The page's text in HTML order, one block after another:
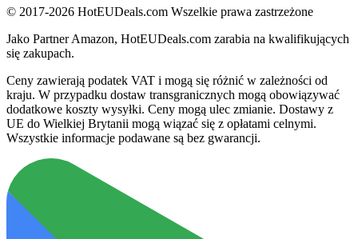
© 2017-2026 HotEUDeals.com Wszelkie prawa zastrzeżone
Jako Partner Amazon, HotEUDeals.com zarabia na kwalifikujących
się zakupach.
Ceny zawierają podatek VAT i mogą się różnić w zależności od
kraju. W przypadku dostaw transgranicznych mogą obowiązywać
dodatkowe koszty wysyłki. Ceny mogą ulec zmianie. Dostawy z
UE do Wielkiej Brytanii mogą wiązać się z opłatami celnymi.
Wszystkie informacje podawane są bez gwarancji.